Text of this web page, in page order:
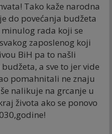
Tako kaže narodna
do povećanja budžeta
rada koji se
zaposlenog koji
BiH pa to našli
a sve to jer vide
pomahnitali ne znaju
nalikuje na grcanje u
života ako se ponovo